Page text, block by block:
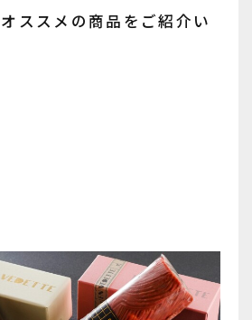
ススメの商品をご紹介い